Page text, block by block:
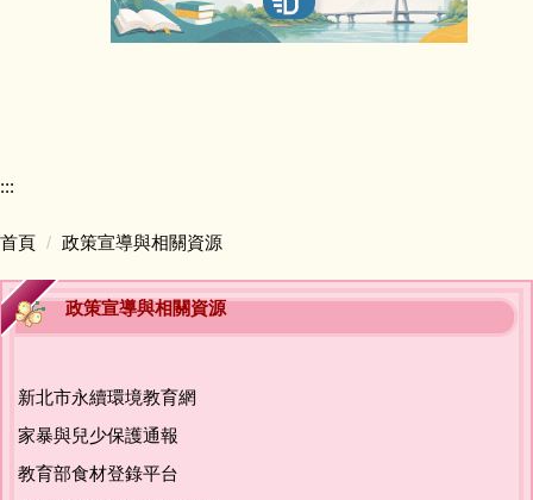
瑞亭臺灣母語資源連結
防疫資訊與停課不停學專區
主題宣導專區
政策宣導與相關資源
:::
首頁 政策宣導與相關資源
政策宣導與相關資源
新北市永續環境教育網
家暴與兒少保護通報
教育部食材登錄平台